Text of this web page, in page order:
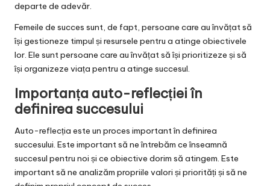
departe de adevăr.
Femeile de succes sunt, de fapt, persoane care au învățat să
își gestioneze timpul și resursele pentru a atinge obiectivele
lor. Ele sunt persoane care au învățat să își prioritizeze și să
își organizeze viața pentru a atinge succesul.
Importanța auto-reflecției în
definirea succesului
Auto-reflecția este un proces important în definirea
succesului. Este important să ne întrebăm ce înseamnă
succesul pentru noi și ce obiective dorim să atingem. Este
important să ne analizăm propriile valori și priorități și să ne